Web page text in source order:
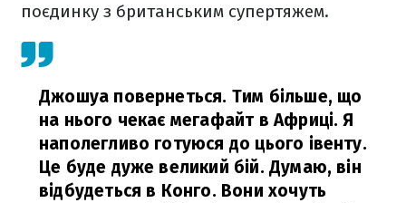
поєдинку з британським супертяжем.
Джошуа повернеться. Тим більше, що
на нього чекає мегафайт в Африці. Я
наполегливо готуюся до цього івенту.
Це буде дуже великий бій. Думаю, він
відбудеться в Конго. Вони хочуть